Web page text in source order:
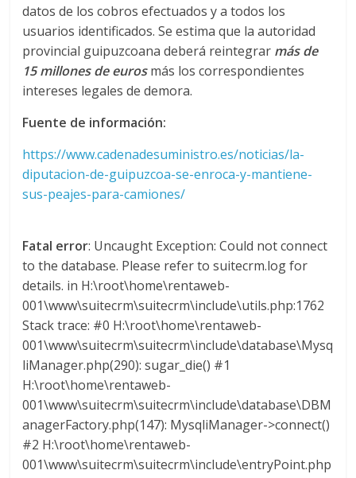
u
n
a
r
a
e
n
C
o
datos de los cobros efectuados y a todos los
usuarios identificados. Se estima que la autoridad
provincial guipuzcoana deberá reintegrar más de
15 millones de eurosmás los correspondientes
intereses legales de demora.
Fuente de información:
https://www.cadenadesuministro.es/noticias/la-
diputacion-de-guipuzcoa-se-enroca-y-mantiene-
sus-peajes-para-camiones/
Fatal error: Uncaught Exception: Could not connect
to the database. Please refer to suitecrm.log for
details. in H:\root\home\rentaweb-
001\www\suitecrm\suitecrm\include\utils.php:1762
Stack trace: #0 H:\root\home\rentaweb-
001\www\suitecrm\suitecrm\include\database\Mysq
liManager.php(290): sugar_die() #1
H:\root\home\rentaweb-
001\www\suitecrm\suitecrm\include\database\DBM
anagerFactory.php(147): MysqliManager->connect()
#2 H:\root\home\rentaweb-
001\www\suitecrm\suitecrm\include\entryPoint.php